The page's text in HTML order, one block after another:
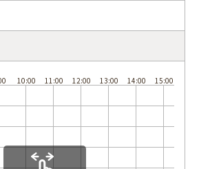
フリーワード